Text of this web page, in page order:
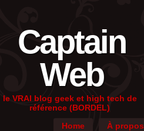
Captain
Web
le VRAI blog geek et high tech de
référence (BORDEL)
Home
À propos